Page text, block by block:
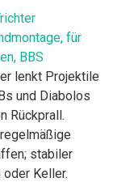
für
BBS
lenkt Projektile
und Diabolos
Rückprall.
stabiler
Keller.